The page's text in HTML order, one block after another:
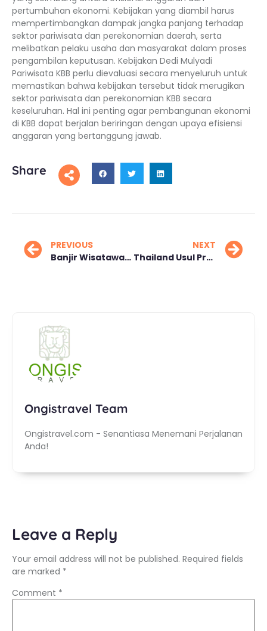
pertumbuhan ekonomi. Kebijakan yang diambil harus
mempertimbangkan dampak jangka panjang terhadap
sektor pariwisata dan perekonomian daerah, serta
melibatkan pelaku usaha dan masyarakat dalam proses
pengambilan keputusan. Kebijakan Dedi Mulyadi
Pariwisata KBB perlu dievaluasi secara menyeluruh untuk
memastikan bahwa kebijakan tersebut tidak merugikan
sektor pariwisata dan perekonomian KBB secara
keseluruhan. Hal ini penting agar pembangunan ekonomi
di KBB dapat berjalan beriringan dengan upaya efisiensi
anggaran yang bertanggung jawab.
Share
PREVIOUS
Banjir Wisatawan Ancam Budaya Lokal Pai, Thailand
NEXT
Thailand Usul Program “Enam Negara, Satu Tujuan” Dongkrak Pariwisata ASEAN
Ongistravel Team
Ongistravel.com - Senantiasa Menemani Perjalanan
Anda!
Leave a Reply
Your email address will not be published. Required fields
are marked *
Comment *